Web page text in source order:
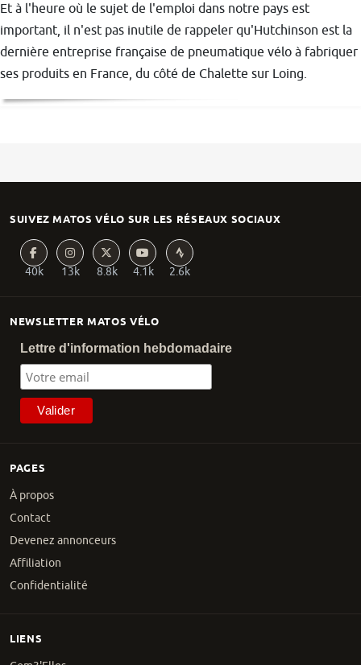
Et à l'heure où le sujet de l'emploi dans notre pays est
important, il n'est pas inutile de rappeler qu'Hutchinson est la
dernière entreprise française de pneumatique vélo à fabriquer
ses produits en France, du côté de Chalette sur Loing.
PAGES
À propos
Contact
Devenez annonceurs
Affiliation
Confidentialité
NEWSLETTER MATOS VÉLO
Lettre d'information hebdomadaire
SUIVEZ MATOS VÉLO SUR LES RÉSEAUX SOCIAUX
40k 13k 8.8k 4.1k 2.6k
LIENS